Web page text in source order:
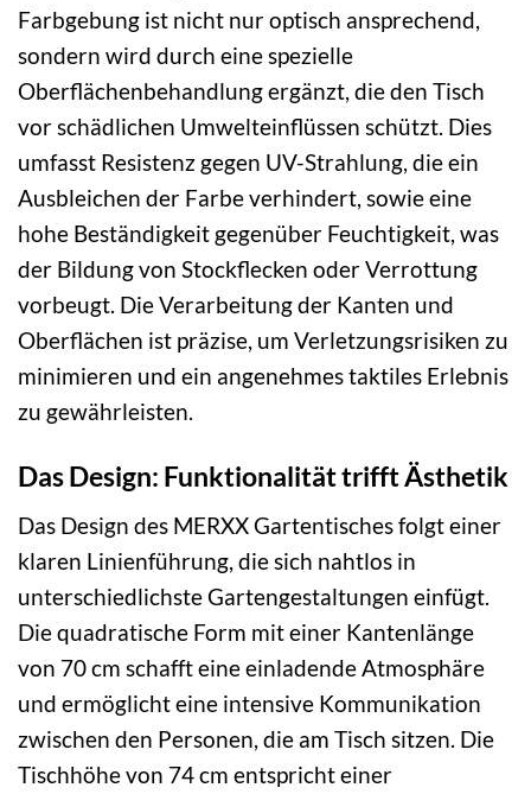
Farbgebung ist nicht nur optisch ansprechend,
sondern wird durch eine spezielle
Oberflächenbehandlung ergänzt, die den Tisch
vor schädlichen Umwelteinflüssen schützt. Dies
umfasst Resistenz gegen UV-Strahlung, die ein
Ausbleichen der Farbe verhindert, sowie eine
hohe Beständigkeit gegenüber Feuchtigkeit, was
der Bildung von Stockflecken oder Verrottung
vorbeugt. Die Verarbeitung der Kanten und
Oberflächen ist präzise, um Verletzungsrisiken zu
minimieren und ein angenehmes taktiles Erlebnis
zu gewährleisten.
Das Design: Funktionalität trifft Ästhetik
Das Design des MERXX Gartentisches folgt einer
klaren Linienführung, die sich nahtlos in
unterschiedlichste Gartengestaltungen einfügt.
Die quadratische Form mit einer Kantenlänge
von 70 cm schafft eine einladende Atmosphäre
und ermöglicht eine intensive Kommunikation
zwischen den Personen, die am Tisch sitzen. Die
Tischhöhe von 74 cm entspricht einer